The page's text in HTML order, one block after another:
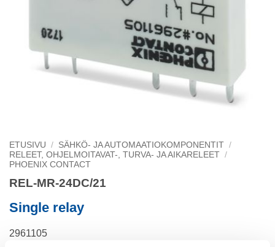
ETUSIVU / SÄHKÖ- JA AUTOMAATIOKOMPONENTIT /
RELEET, OHJELMOITAVAT-, TURVA- JA AIKARELEET /
PHOENIX CONTACT
REL-MR-24DC/21
Single relay
2961105